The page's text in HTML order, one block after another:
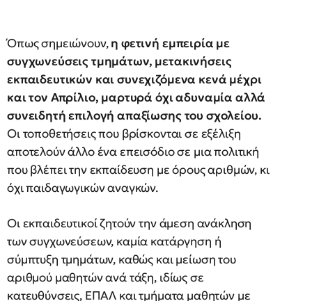
Όπως σημειώνουν,η φετινή εμπειρία με
συγχωνεύσεις τμημάτων, μετακινήσεις
εκπαιδευτικών και συνεχιζόμενα κενά μέχρι
και τον Απρίλιο, μαρτυρά όχι αδυναμία αλλά
συνειδητή επιλογή απαξίωσης του σχολείου.
Οι τοποθετήσεις που βρίσκονται σε εξέλιξη
αποτελούν άλλο ένα επεισόδιο σε μια πολιτική
που βλέπει την εκπαίδευση με όρους αριθμών, κι
όχι παιδαγωγικών αναγκών.
Οι εκπαιδευτικοί ζητούν την άμεση ανάκληση
των συγχωνεύσεων, καμία κατάργηση ή
σύμπτυξη τμημάτων, καθώς και μείωση του
αριθμού μαθητών ανά τάξη, ιδίως σε
κατευθύνσεις, ΕΠΑΛ και τμήματα μαθητών με